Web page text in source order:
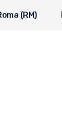
(RM)